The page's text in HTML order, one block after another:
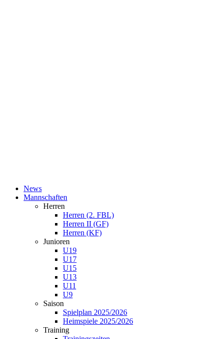
News
Mannschaften
Herren
Herren (2. FBL)
Herren II (GF)
Herren (KF)
Junioren
U19
U17
U15
U13
U11
U9
Saison
Spielplan 2025/2026
Heimspiele 2025/2026
Training